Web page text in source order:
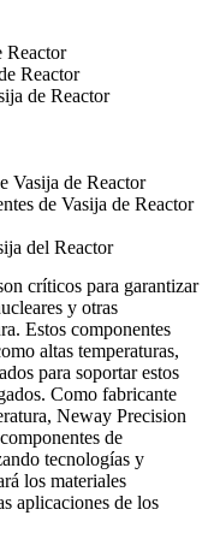
Reactor
Reactor
de Reactor
Vasija de Reactor
de Vasija de Reactor
del Reactor
críticos para garantizar
y otras
Estos componentes
altas temperaturas,
para soportar estos
Como fabricante
Neway Precision
de
tecnologías y
los materiales
aplicaciones de los